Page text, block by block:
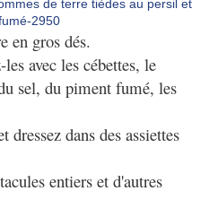
en gros dés.
avec les cébettes, le
sel, du piment fumé, les
dressez dans des assiettes
entiers et d'autres